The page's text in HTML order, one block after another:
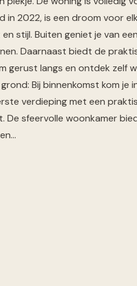
in 2022, is een droom voor
stijl. Buiten geniet je van
Daarnaast biedt de
gerust langs en ontdek zelf
grond: Bij binnenkomst kom
verdieping met een
De sfeervolle woonkamer